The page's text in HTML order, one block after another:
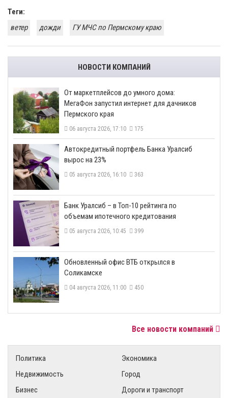
Теги:
ветер
дожди ГУ МЧС по Пермскому краю
НОВОСТИ КОМПАНИЙ
От маркетплейсов до умного дома:
МегаФон запустил интернет для дачников
Пермского края
06 августа 2026, 17:10 175
​Автокредитный портфель Банка Уралсиб
вырос на 23%
05 августа 2026, 16:10 363
​Банк Уралсиб – в Топ-10 рейтинга по
объемам ипотечного кредитования
05 августа 2026, 10:45 399
​Обновленный офис ВТБ открылся в
Соликамске
04 августа 2026, 11:00 450
Все новости компаний
Политика
Экономика
Недвижимость
Город
Бизнес
Дороги и транспорт